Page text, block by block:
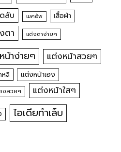
ลับ เมคอัพ เสื้อผ้า
ตา แต่งตาง่ายๆ
น้าง่ายๆ แต่งหน้าสวยๆ
หลี แต่งหน้าเอง
งสวยๆ แต่งหน้าใสๆ
ไอเดียทำเล็บ